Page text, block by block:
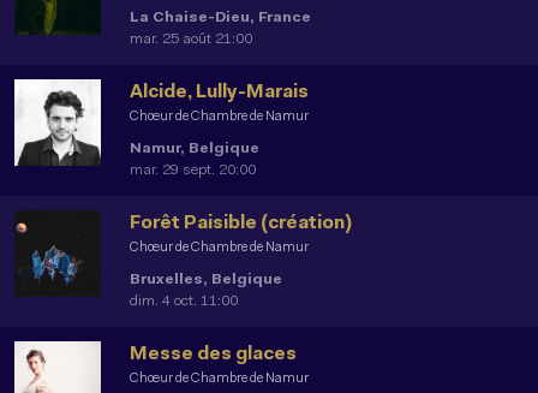
La Chaise-Dieu, France
mar. 25 août 21:00
Chœur de Chambre de Namur
Alcide, Lully-Marais
Namur, Belgique
mar. 29 sept. 20:00
Chœur de Chambre de Namur
Forêt Paisible (création)
Bruxelles, Belgique
dim. 4 oct. 11:00
Chœur de Chambre de Namur
Messe des glaces